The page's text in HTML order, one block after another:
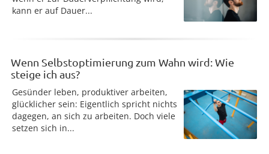
kann er auf Dauer...
Wenn Selbstoptimierung zum Wahn wird: Wie
steige ich aus?
Gesünder leben, produktiver arbeiten,
glücklicher sein: Eigentlich spricht nichts
dagegen, an sich zu arbeiten. Doch viele
setzen sich in...